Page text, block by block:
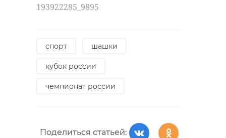
193922285_9895
спорт шашки
кубок россии
чемпионат россии
Поделиться статьей: